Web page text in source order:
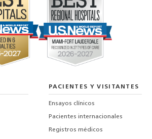
PACIENTES Y VISITANTES
Ensayos clínicos
Pacientes internacionales
Registros médicos